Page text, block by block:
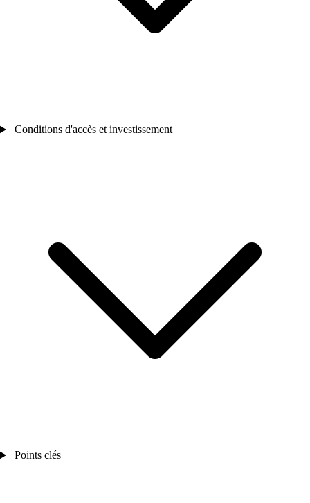
Conditions d'accès et investissement
Points clés